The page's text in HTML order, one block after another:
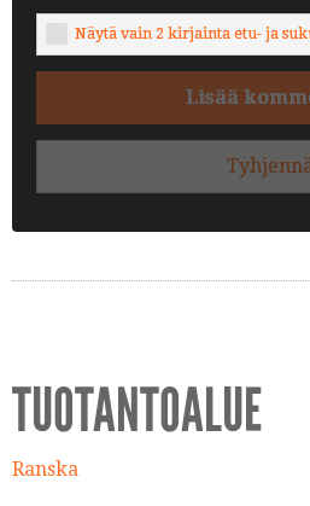
Näytä vain 2 kirjainta etu- ja
Lisää
TUOTANTOALUE
Ranska